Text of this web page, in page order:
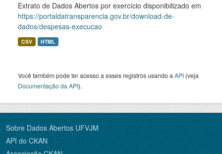
Extrato de Dados Abertos por exercício disponibilizado em
https://portaldatransparencia.gov.br/download-de-
dados/despesas-execucao
CSV HTML
Você também pode ter acesso a esses registros usando a API (veja
Documentação da API).
Sobre Dados Abertos UFVJM
API do CKAN